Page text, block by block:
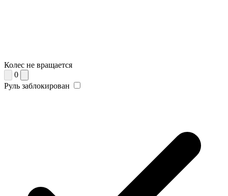
Колес не вращается
0
Руль заблокирован